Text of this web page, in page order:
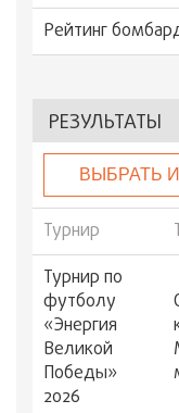
Рейтинг
РЕЗУЛЬТАТЫ
ВЫБРАТЬ
Турнир
Турнир по
футболу
«Энергия
Великой
Победы»
2026